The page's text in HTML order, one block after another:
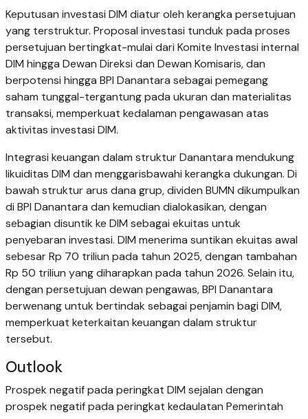
Keputusan investasi DIM diatur oleh kerangka persetujuan
yang terstruktur. Proposal investasi tunduk pada proses
persetujuan bertingkat-mulai dari Komite Investasi internal
DIM hingga Dewan Direksi dan Dewan Komisaris, dan
berpotensi hingga BPI Danantara sebagai pemegang
saham tunggal-tergantung pada ukuran dan materialitas
transaksi, memperkuat kedalaman pengawasan atas
aktivitas investasi DIM.
Integrasi keuangan dalam struktur Danantara mendukung
likuiditas DIM dan menggarisbawahi kerangka dukungan. Di
bawah struktur arus dana grup, dividen BUMN dikumpulkan
di BPI Danantara dan kemudian dialokasikan, dengan
sebagian disuntik ke DIM sebagai ekuitas untuk
penyebaran investasi. DIM menerima suntikan ekuitas awal
sebesar Rp 70 triliun pada tahun 2025, dengan tambahan
Rp 50 triliun yang diharapkan pada tahun 2026. Selain itu,
dengan persetujuan dewan pengawas, BPI Danantara
berwenang untuk bertindak sebagai penjamin bagi DIM,
memperkuat keterkaitan keuangan dalam struktur
tersebut.
Outlook
Prospek negatif pada peringkat DIM sejalan dengan
prospek negatif pada peringkat kedaulatan Pemerintah